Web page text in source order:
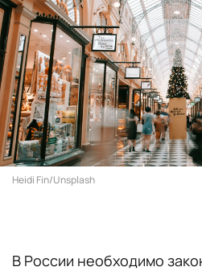
Heidi Fin/Unsplash
В России необходимо